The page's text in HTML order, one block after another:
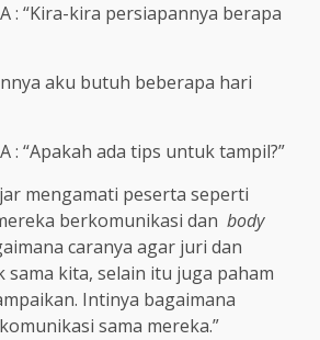
: “Kira-kira persiapannya berapa
aku butuh beberapa hari
: “Apakah ada tips untuk tampil?”
mengamati peserta seperti
berkomunikasi dan body
caranya agar juri dan
kita, selain itu juga paham
Intinya bagaimana
sama mereka.”